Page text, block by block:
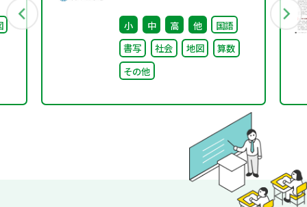
る成績評価について（通
知）
小 中 高 他
国語
書写
社会 地図
算数
その他